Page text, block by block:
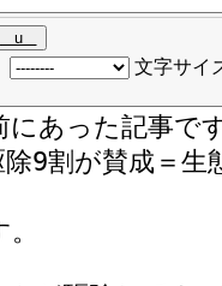
文字サイ